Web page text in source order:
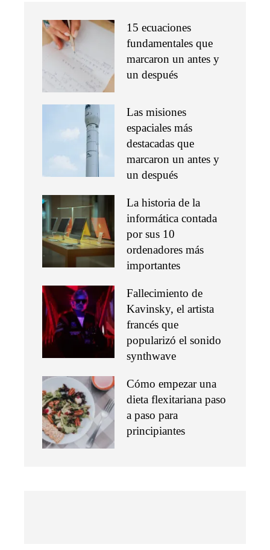
15 ecuaciones
fundamentales que
marcaron un antes y
un después
Las misiones
espaciales más
destacadas que
marcaron un antes y
un después
La historia de la
informática contada
por sus 10
ordenadores más
importantes
Fallecimiento de
Kavinsky, el artista
francés que
popularizó el sonido
synthwave
Cómo empezar una
dieta flexitariana paso
a paso para
principiantes